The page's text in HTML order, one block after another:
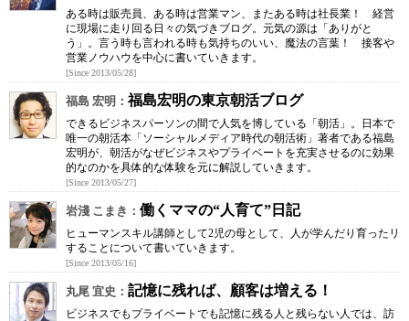
ある時は販売員、ある時は営業マン、またある時は社長業！ 経営
に現場に走り回る日々の気づきブログ。元気の源は「ありがと
う」。言う時も言われる時も気持ちのいい、魔法の言葉！ 接客や
営業ノウハウを中心に書いていきます。
[Since 2013/05/28]
福島 宏明：福島宏明の東京朝活ブログ
できるビジネスパーソンの間で人気を博している「朝活」。日本で
唯一の朝活本「ソーシャルメディア時代の朝活術」著者である福島
宏明が、朝活がなぜビジネスやプライベートを充実させるのに効果
的なのかを具体的な体験を元に解説していきます。
[Since 2013/05/27]
岩淺 こまき： 働くママの“人育て”日記
ヒューマンスキル講師として2児の母として、人が学んだり育ったリ
することについて書いていきます。
[Since 2013/05/16]
丸尾 宜史： 記憶に残れば、顧客は増える！
ビジネスでもプライベートでも記憶に残る人と残らない人では、訪